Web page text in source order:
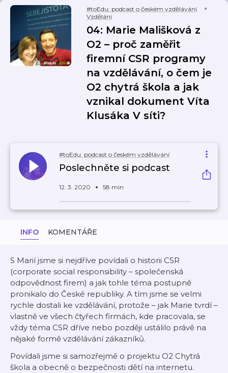
#toEdu: podcast o českém vzdělávání
Vzdělání
04: Marie Mališková z
O2 – proč zaměřit
firemní CSR programy
na vzdělávání, o čem je
O2 chytrá škola a jak
vznikal dokument Víta
Klusáka V síti?
#toEdu: podcast o českém vzdělávání
Poslechněte si podcast
12. 3. 2020 58 min
INFO KOMENTÁŘE
S Marií jsme si nejdříve povídali o historii CSR
(corporate social responsibility – společenská
odpovědnost firem) a jak tohle téma postupně
pronikalo do České republiky. A tím jsme se velmi
rychle dostali ke vzdělávání, protože – jak Marie tvrdí –
vlastně ve všech čtyřech firmách, kde pracovala, se
vždy téma CSR dříve nebo později ustálilo právě na
nějaké formě vzdělávání zákazníků.
Povídali jsme si samozřejmě o projektu O2 Chytrá
škola a obecně o bezpečnosti dětí na internetu.